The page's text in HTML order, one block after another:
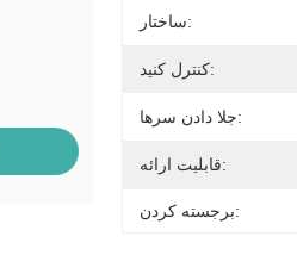
ساختار:
کنترل کنید:
جلا دادن سرها:
قابلیت ارائه:
برجسته کردن: